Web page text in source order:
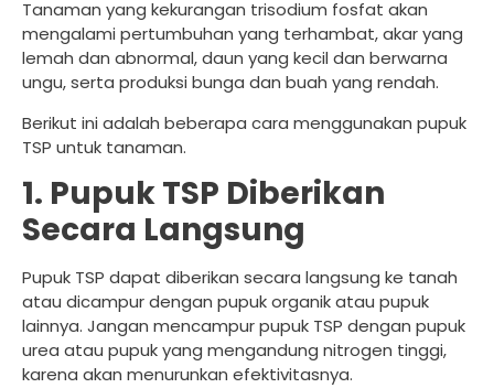
Tanaman yang kekurangan trisodium fosfat akan
mengalami pertumbuhan yang terhambat, akar yang
lemah dan abnormal, daun yang kecil dan berwarna
ungu, serta produksi bunga dan buah yang rendah.
Berikut ini adalah beberapa cara menggunakan pupuk
TSP untuk tanaman.
1. Pupuk TSP Diberikan
Secara Langsung
Pupuk TSP dapat diberikan secara langsung ke tanah
atau dicampur dengan pupuk organik atau pupuk
lainnya. Jangan mencampur pupuk TSP dengan pupuk
urea atau pupuk yang mengandung nitrogen tinggi,
karena akan menurunkan efektivitasnya.